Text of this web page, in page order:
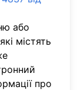
або
містять
про